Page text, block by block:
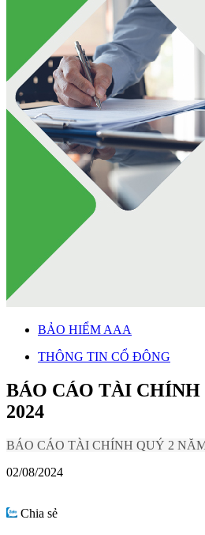
BẢO HIỂM AAA
THÔNG TIN CỔ ĐÔNG
BÁO CÁO TÀI CHÍNH
2024
BÁO CÁO TÀI CHÍNH QUÝ 2
02/08/2024
Chia sẻ